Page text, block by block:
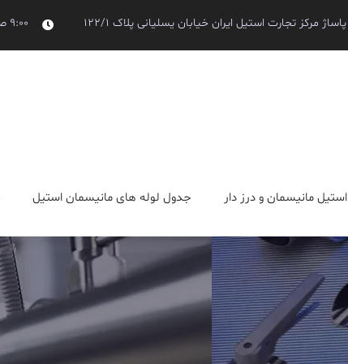
مرکز تجارت استیل ایران خیابان یسلیانی پلاک 122/1 9:00 صبح تا 5 بعد از ظهر
مانیسمان و درز دار جدول لوله های مانیسمان استیل